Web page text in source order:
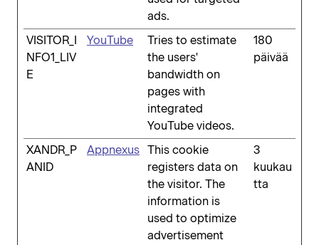
ads.
VISITOR_I
NFO1_LIV
E
YouTube
Tries to estimate
the users'
bandwidth on
pages with
integrated
YouTube videos.
180
päivää
XANDR_P
ANID
Appnexus This cookie
registers data on
the visitor. The
information is
used to optimize
advertisement
3
kuukau
tta